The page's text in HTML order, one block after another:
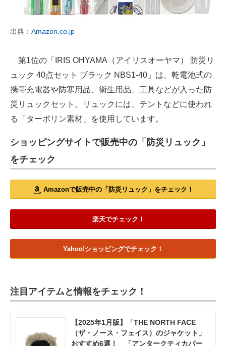
出典： Amazon.co.jp
第1位の「IRIS OHYAMA（アイリスオーヤマ） 防災リ
ュック 40点セット ブラック NBS1-40」は、乾電池式の
携帯充電器や防寒用品、衛生用品、工具などが入った防
災リュックセット。リュックには、テントなどに使われ
る「ターポリン素材」を使用しています。
ショッピングサイトで販売中の「防災リュック」
をチェック
Amazonで販売中の「防災リュック」をチェック！
楽天でチェック！
Yahoo!ショッピングでチェック！
注目アイテムと情報をチェック！
【2025年1月版】「THE NORTH FACE
（ザ・ノース・フェイス）のジャケット」
おすすめ6選！ 「アンタークティカパー